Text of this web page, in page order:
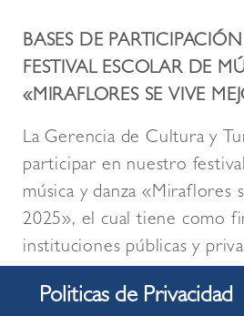
BASES DE
FESTIVAL ESCOLAR DE
«MIRAFLORES SE VIVE
La Gerencia de Cultura y
participar en nuestro
música y danza «Miraflores
2025», el cual tiene como
instituciones públicas y
danza en los niveles de